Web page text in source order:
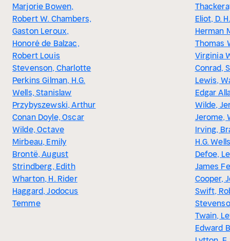
Marjorie Bowen,
Robert W. Chambers,
Gaston Leroux,
Honoré de Balzac,
Robert Louis
Stevenson, Charlotte
Perkins Gilman, H.G.
Wells, Stanislaw
Przybyszewski, Arthur
Conan Doyle, Oscar
Wilde, Octave
Mirbeau, Emily
Brontë, August
Strindberg, Edith
Wharton, H. Rider
Haggard, Jodocus
Temme
Eliot, D.
Herman
Thomas
Virginia
Conrad,
Lewis,
Edgar
Wilde,
Jerome,
Irving,
H.G.
Defoe,
James
Cooper,
Swift,
Twain,
Edward